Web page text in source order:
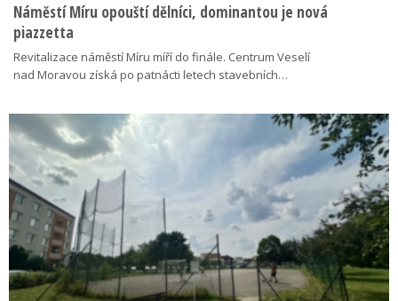
Náměstí Míru opouští dělníci, dominantou je nová
piazzetta
Revitalizace náměstí Míru míří do finále. Centrum Veselí
nad Moravou získá po patnácti letech stavebních…